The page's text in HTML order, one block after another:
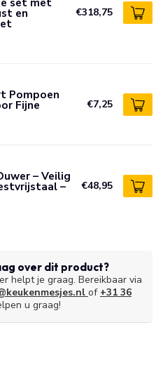
en €318,75
Pompoen
Fijne €7,25
– Veilig
– €48,95
over dit product?
helpt je graag. Bereikbaar via
of +31 36
u graag!